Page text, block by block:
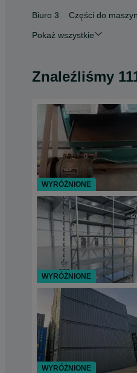
Biuro 3 Części do
Pokaż wszystkie
Znaleźliśmy
WYRÓŻNIONE
WYRÓŻNIONE
WYRÓŻNIONE